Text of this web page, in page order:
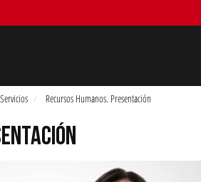
Recursos Humanos. Presentación